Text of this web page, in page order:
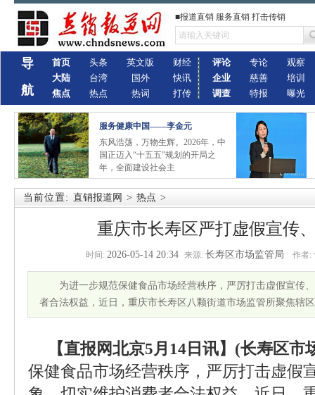
■报道直销 服务直销 打击传销
导
航
首页
大陆
焦点
头条
台湾
热点
英文版
国外
热词
财经
快讯
打传
评论
企业
调查
专论
慈善
特报
观察
培训
曝光
服务健康中国——李金元
东风浩荡，万物生辉。2026年，中
国正迈入“十五五”规划的开局之
年，全面建设社会主
当前位置: 直销报道网 > 热点 >
重庆市长寿区严打虚假宣传
时间: 2026-05-14 20:34 来源: 长寿区市场监管局 作者:
为进一步规范保健食品市场经营秩序，严厉打击虚假宣传
者合法权益，近日，重庆市长寿区八颗街道市场监管所聚焦辖
【直报网北京5月14日讯】(长寿区市
保健食品市场经营秩序，严厉打击虚假